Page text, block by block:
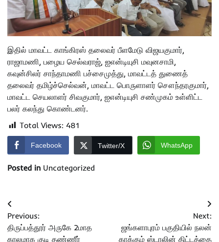
இதில் மாவட்ட காங்கிரஸ் தலைவர் பீளமேடு விஜயகுமார்,
ராஜாமணி, பழைய செல்வராஜ், ஐஎன்டியுசி மவுனசாமி,
கவுன்சிலர் சாந்தாமணி பச்சைமுத்து, மாவட்டத் துணைத்
தலைவர் தமிழ்ச்செல்வன், மாவட்ட பொருளாளர் சௌந்தரகுமார்,
மாவட்ட செயலாளர் சிவகுமார், ஐஎன்டியுசி சண்முகம் உள்ளிட்ட
பலர் கலந்து கொண்டனர்.
Total Views: 481
Facebook Twitter/X WhatsApp
Posted in Uncategorized
Post
navigation
Previous:
திருப்பத்தூர் அருகே 2மாத
காலமாக குடி தண்ணீர்
Next:
ஜங்களாபுரம் பகுதியில் நலன்
காக்கும் ஸ்டாலின் திட்டத்தை